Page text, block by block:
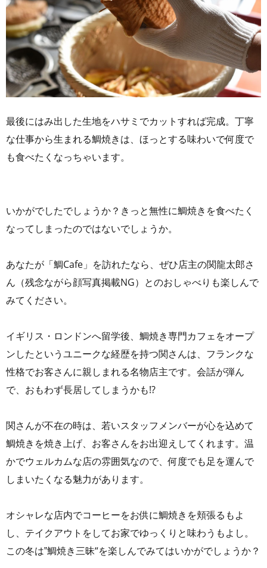
最後にはみ出した生地をハサミでカットすれば完成。丁寧
な仕事から生まれる鯛焼きは、ほっとする味わいで何度で
も食べたくなっちゃいます。
いかがでしたでしょうか？きっと無性に鯛焼きを食べたく
なってしまったのではないでしょうか。
あなたが「鯛Cafe」を訪れたなら、ぜひ店主の関龍太郎さ
ん（残念ながら顔写真掲載NG）とのおしゃべりも楽しんで
みてください。
イギリス・ロンドンへ留学後、鯛焼き専門カフェをオープ
ンしたというユニークな経歴を持つ関さんは、フランクな
性格でお客さんに親しまれる名物店主です。会話が弾ん
で、おもわず長居してしまうかも!?
関さんが不在の時は、若いスタッフメンバーが心を込めて
鯛焼きを焼き上げ、お客さんをお出迎えしてくれます。温
かでウェルカムな店の雰囲気なので、何度でも足を運んで
しまいたくなる魅力があります。
オシャレな店内でコーヒーをお供に鯛焼きを頬張るもよ
し、テイクアウトをしてお家でゆっくりと味わうもよし。
この冬は‟鯛焼き三昧“を楽しんでみてはいかがでしょうか？